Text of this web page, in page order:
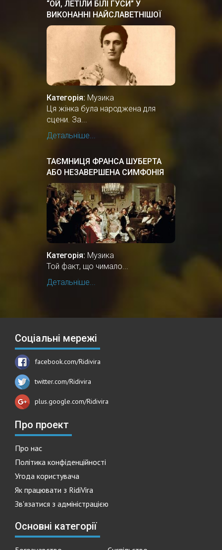
“ОЙ, ЛЕТІЛИ БІЛІ ГУСИ” У
ВИКОНАННІ НАЙСЛАВЕТНІШОЇ
ОПЕРНОЇ СПІВАЧКИ СОЛОМIЇ
КРУШЕЛЬНИЦЬКОЇ
Категорія: Музика
Ця жінка була народжена для
сцени. За...
Детальніше...
ТАЄМНИЦЯ ФРАНСА ШУБЕРТА
АБО НЕЗАВЕРШЕНА СИМФОНІЯ
№8
Категорія: Музика
Той факт, що чимало...
Детальніше...
Соціальні мережі
facebook.com/Ridivira
twitter.com/Ridivira
plus.google.com/Ridivira
Про проект
Про нас
Політика конфіденційності
Угода користувача
Як працювати з RidiVira
Зв'язатися з адміністрацією
Основні категорії